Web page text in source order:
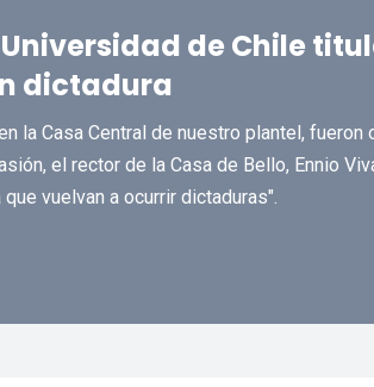
de Chile
dictadura
la Casa Central de nuestro plantel, fueron
el rector de la Casa de Bello, Ennio
vuelvan a ocurrir dictaduras".